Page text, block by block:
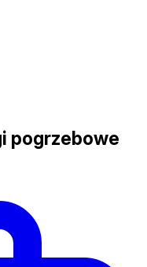
pogrzebowe